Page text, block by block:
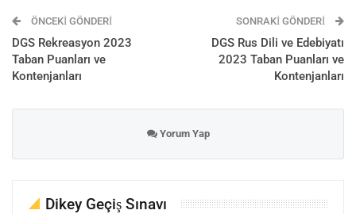
ÖNCEKI GÖNDERI
DGS Rekreasyon 2023
Taban Puanları ve
Kontenjanları
SONRAKI GÖNDERI
DGS Rus Dili ve Edebiyatı
2023 Taban Puanları ve
Kontenjanları
Yorum Yap
Dikey Geçiş Sınavı